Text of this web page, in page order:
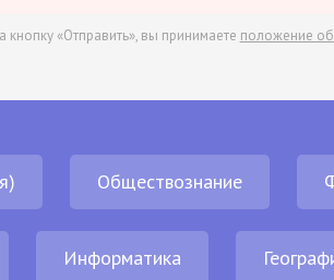
кнопку «Отправить», вы принимаете положение
Обществознание
Информатика